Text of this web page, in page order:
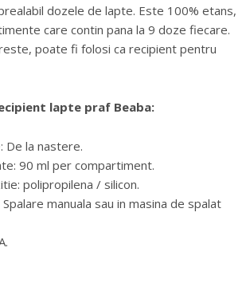
dozele de lapte. Este 100% etans,
care contin pana la 9 doze fiecare.
poate fi folosi ca recipient pentru
lapte praf Beaba:
De la nastere.
90 ml per compartiment.
polipropilena / silicon.
manuala sau in masina de spalat